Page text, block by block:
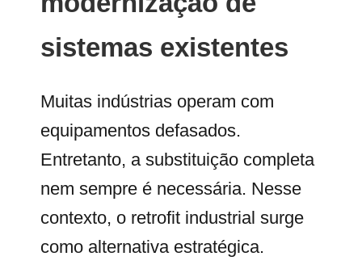
sistemas existentes
Muitas indústrias operam com
equipamentos defasados.
Entretanto, a substituição completa
nem sempre é necessária. Nesse
contexto, o retrofit industrial surge
como alternativa estratégica.